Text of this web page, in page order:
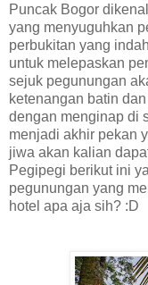
Puncak Bogor
yang menyuguhkan
perbukitan yang
untuk melepaskan
sejuk pegunungan
ketenangan batin
dengan menginap di
menjadi akhir pekan
jiwa akan kalian
Pegipegi berikut ini
pegunungan yang
hotel apa aja sih? :D